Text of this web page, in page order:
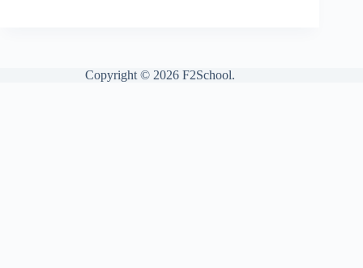
Copyright © 2026 F2School.